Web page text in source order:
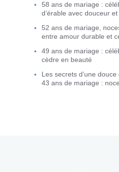
58 ans de mariage :
d’érable avec douceur
52 ans de mariage,
entre amour durable et
49 ans de mariage :
cèdre en beauté
Les secrets d’une
43 ans de mariage :